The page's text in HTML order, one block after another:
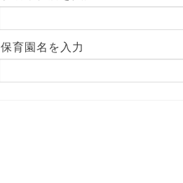
保育園名を入力